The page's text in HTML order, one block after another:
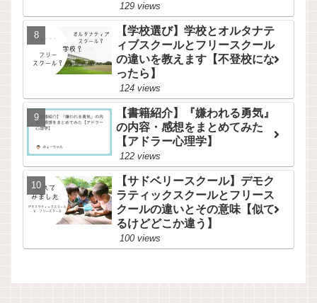
129 views
【学校選び】学校とオルタナテ
ィブスクールとフリースクール
の違いを教えます【不登校にな
ったら】
124 views
【書籍紹介】『嫌われる勇気』
の内容・感想をまとめてみた
【アドラー心理学】
122 views
【サドベリースクール】デモク
ラティックスクールとフリース
クールの違いとその意味【似て
るけどどこか違う】
100 views